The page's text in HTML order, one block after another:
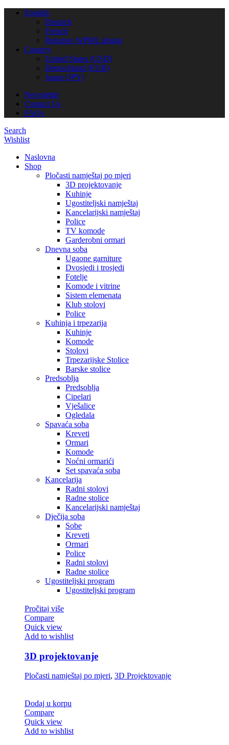
English
Deutsch
French
Requires WPML plugin
Country
United States (USD)
Deutschland (EUR)
Japan (JPY)
Newsletter
Contact Us
FAQs
Search
Wishlist
Naslovna
Shop
Pločasti namještaj po mjeri
3D projektovanje
Kuhinje
Ugostiteljski namještaj
Kancelarijski namještaj
Police
TV komode
Garderobni ormari
Dnevna soba
Ugaone garniture
Dvosjedi i trosjedi
Fotelje
Komode i vitrine
Sistem elemenata
Klub stolovi
Police
Kuhinja i trpezarija
Kuhinje
Komode
Stolovi
Trpezarijske Stolice
Barske stolice
Predsoblja
Predsoblja
Cipelari
Vješalice
Ogledala
Spavaća soba
Kreveti
Ormari
Komode
Noćni ormarići
Set spavaća soba
Kancelarija
Radni stolovi
Radne stolice
Kancelarijski namještaj
Dječija soba
Sobe
Kreveti
Ormari
Police
Radni stolovi
Radne stolice
Ugostiteljski program
Ugostiteljski program
Pročitaj više
Compare
Quick view
Add to wishlist
3D projektovanje
Pločasti namještaj po mjeri, 3D Projektovanje
Dodaj u korpu
Compare
Quick view
Add to wishlist